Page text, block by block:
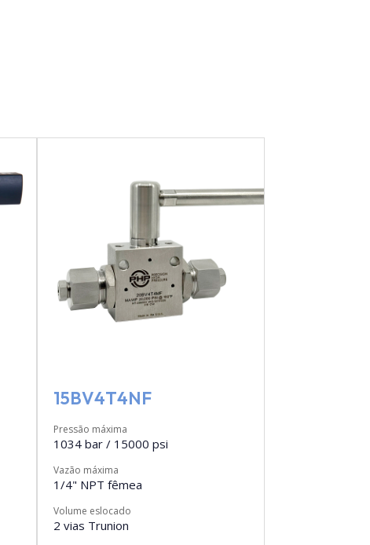
15BV4T4NF
Pressão máxima
1034 bar / 15000 psi
Vazão máxima
1/4" NPT fêmea
Volume eslocado
2 vias Trunion